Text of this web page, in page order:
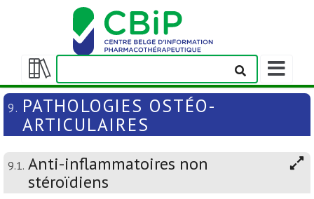
Afficher/masquer
la
table
des
Afficher/
la
barre
9. PATHOLOGIES OSTÉO-
ARTICULAIRES
9.1. Anti-inflammatoires non
stéroïdiens